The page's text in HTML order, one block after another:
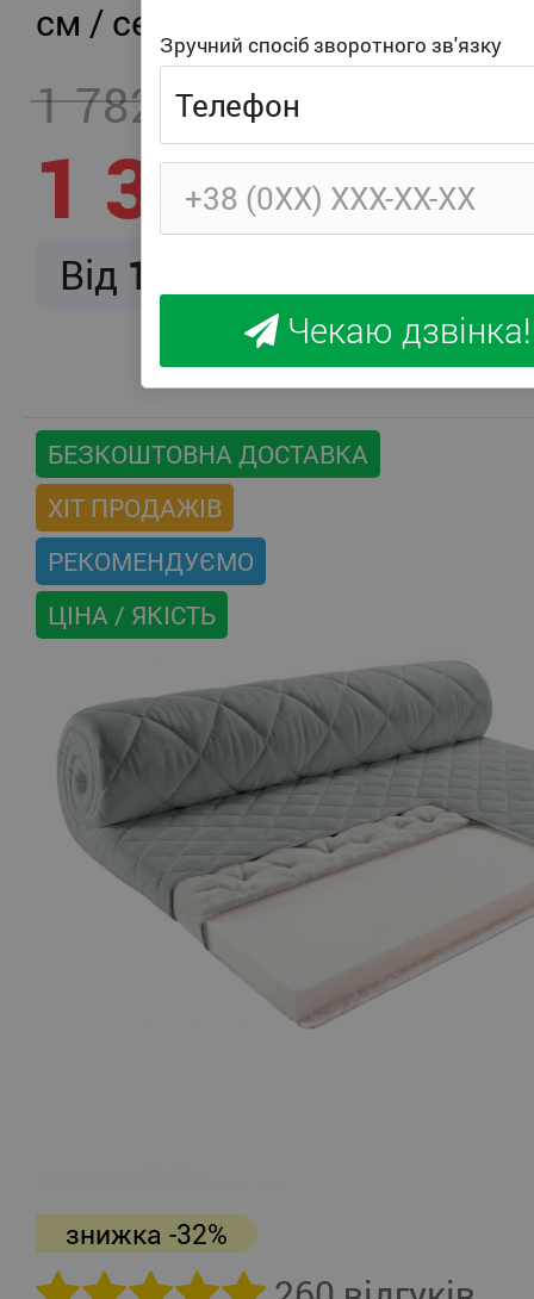
см / середня жорсткість
1 782 - 457
1 325
Від 166
БЕЗКОШТОВНА ДОСТАВКА
ХІТ ПРОДАЖІВ
РЕКОМЕНДУЄМО
ЦІНА / ЯКІСТЬ
знижка -32%
Зручний спосіб зворотного зв'язку
Чекаю дзвінка!